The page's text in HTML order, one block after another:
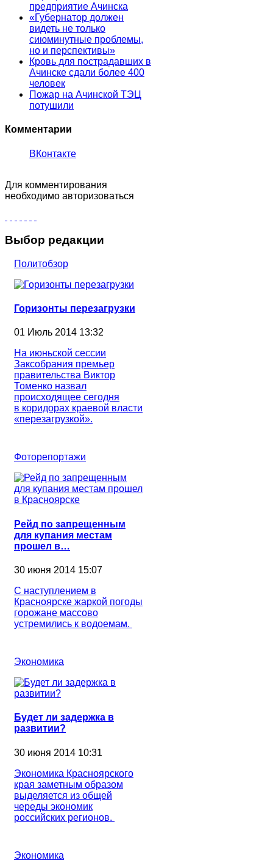
предприятие Ачинска
«Губернатор должен
видеть не только
сиюминутные проблемы,
но и перспективы»
Кровь для пострадавших в
Ачинске сдали более 400
человек
Пожар на Ачинской ТЭЦ
потушили
Комментарии
ВКонтакте
Для комментирования
необходимо авторизоваться
Выбор редакции
Политобзор
Горизонты перезагрузки
01 Июль 2014 13:32
На июньской сессии
Заксобрания премьер
правительства Виктор
Томенко назвал
происходящее сегодня
в коридорах краевой власти
«перезагрузкой».
Фоторепортажи
Рейд по запрещенным
для купания местам
прошел в…
30 июня 2014 15:07
С наступлением в
Красноярске жаркой погоды
горожане массово
устремились к водоемам.
Экономика
Будет ли задержка в
развитии?
30 июня 2014 10:31
Экономика Красноярского
края заметным образом
выделяется из общей
череды экономик
российских регионов.
Экономика